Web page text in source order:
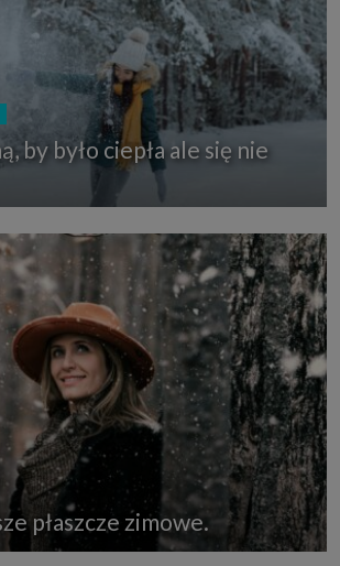
by było ciepła ale się nie
płaszcze zimowe.